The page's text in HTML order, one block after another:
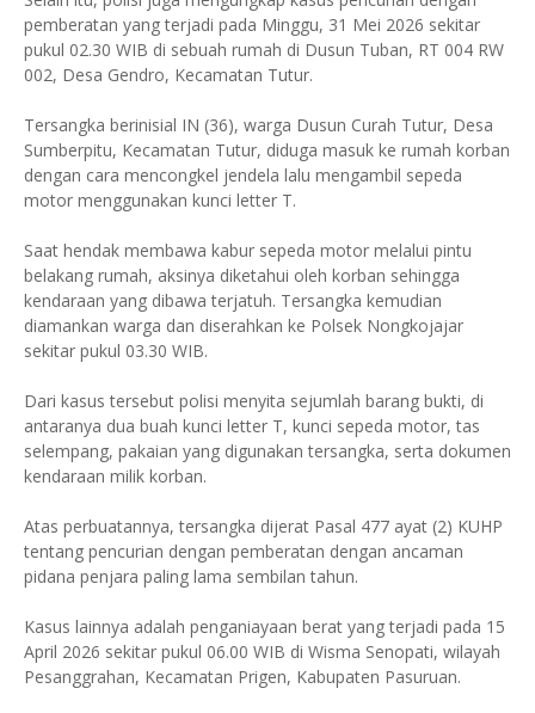
pemberatan yang terjadi pada Minggu, 31 Mei 2026 sekitar
pukul 02.30 WIB di sebuah rumah di Dusun Tuban, RT 004 RW
002, Desa Gendro, Kecamatan Tutur.
Tersangka berinisial IN (36), warga Dusun Curah Tutur, Desa
Sumberpitu, Kecamatan Tutur, diduga masuk ke rumah korban
dengan cara mencongkel jendela lalu mengambil sepeda
motor menggunakan kunci letter T.
Saat hendak membawa kabur sepeda motor melalui pintu
belakang rumah, aksinya diketahui oleh korban sehingga
kendaraan yang dibawa terjatuh. Tersangka kemudian
diamankan warga dan diserahkan ke Polsek Nongkojajar
sekitar pukul 03.30 WIB.
Dari kasus tersebut polisi menyita sejumlah barang bukti, di
antaranya dua buah kunci letter T, kunci sepeda motor, tas
selempang, pakaian yang digunakan tersangka, serta dokumen
kendaraan milik korban.
Atas perbuatannya, tersangka dijerat Pasal 477 ayat (2) KUHP
tentang pencurian dengan pemberatan dengan ancaman
pidana penjara paling lama sembilan tahun.
Kasus lainnya adalah penganiayaan berat yang terjadi pada 15
April 2026 sekitar pukul 06.00 WIB di Wisma Senopati, wilayah
Pesanggrahan, Kecamatan Prigen, Kabupaten Pasuruan.